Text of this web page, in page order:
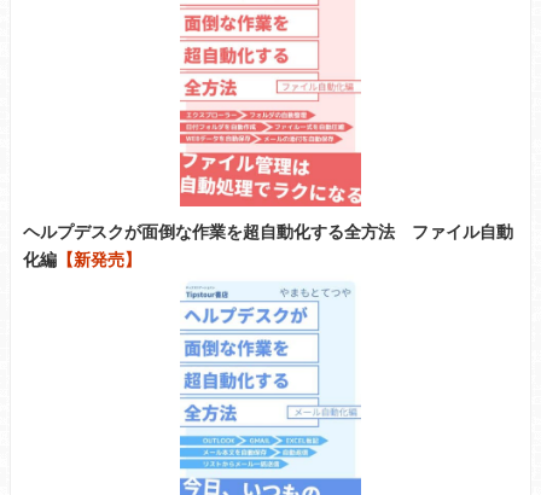
ヘルプデスクが面倒な作業を超自動化する全方法 ファイル自動
化編 【新発売】